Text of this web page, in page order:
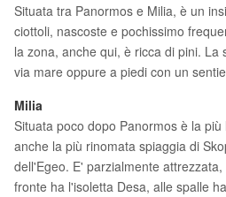
Situata tra Panormos e Milia, è un
ciottoli, nascoste e pochissimo
la zona, anche qui, è ricca di pini.
via mare oppure a piedi con un
Milia
Situata poco dopo Panormos è la
anche la più rinomata spiaggia di
dell'Egeo. E' parzialmente
fronte ha l'isoletta Desa, alle spalle